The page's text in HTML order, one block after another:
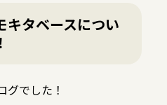
キタベースについ
グでした！